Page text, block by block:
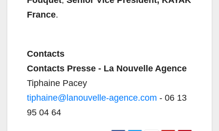
France.
Contacts
Contacts Presse - La Nouvelle Agence
Tiphaine Pacey
tiphaine@lanouvelle-agence.com - 06 13
95 04 64